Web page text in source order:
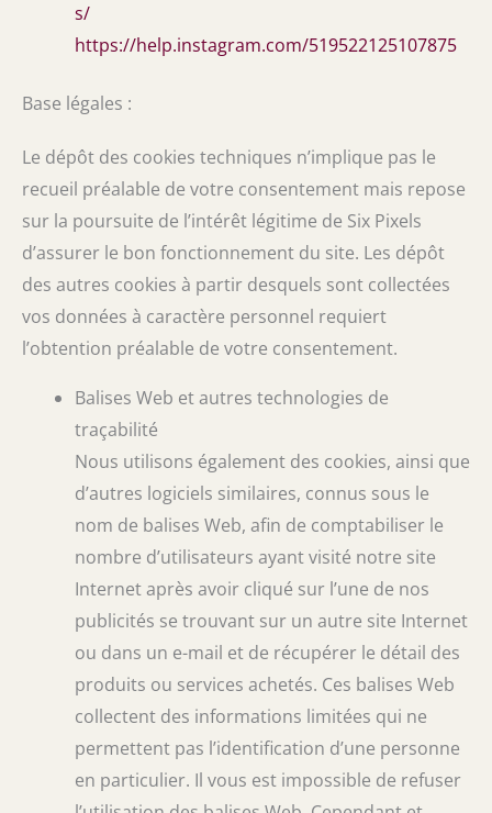
s/
https://help.instagram.com/519522125107875
Base légales :
Le dépôt des cookies techniques n’implique pas le
recueil préalable de votre consentement mais repose
sur la poursuite de l’intérêt légitime de Six Pixels
d’assurer le bon fonctionnement du site. Les dépôt
des autres cookies à partir desquels sont collectées
vos données à caractère personnel requiert
l’obtention préalable de votre consentement.
Balises Web et autres technologies de
traçabilité
Nous utilisons également des cookies, ainsi que
d’autres logiciels similaires, connus sous le
nom de balises Web, afin de comptabiliser le
nombre d’utilisateurs ayant visité notre site
Internet après avoir cliqué sur l’une de nos
publicités se trouvant sur un autre site Internet
ou dans un e-mail et de récupérer le détail des
produits ou services achetés. Ces balises Web
collectent des informations limitées qui ne
permettent pas l’identification d’une personne
en particulier. Il vous est impossible de refuser